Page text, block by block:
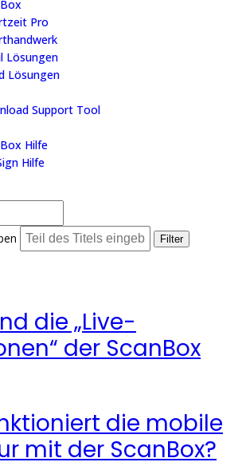
Pro
Lösungen
Lösungen
Support Tool
Hilfe
Hilfe
Filter
die „Live-
der ScanBox
die mobile
mit der ScanBox?